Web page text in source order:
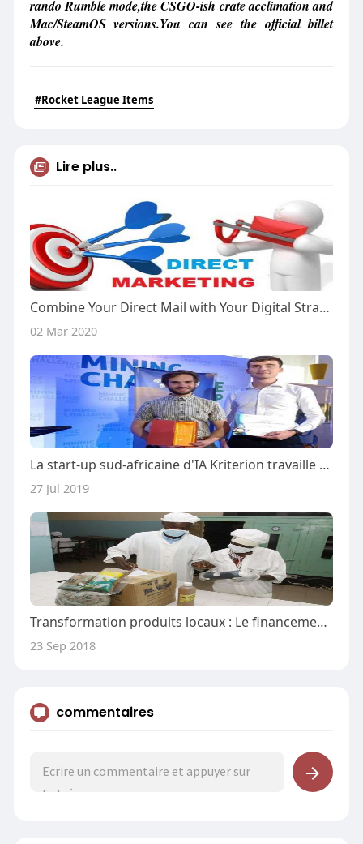
rando Rumble mode,the CSGO-ish crate acclimation and
Mac/SteamOS versions.You can see the official billet
above.
#Rocket League Items
Lire plus..
Combine Your Direct Mail with Your Digital Strategy
02 Mar 2020
La start-up sud-africaine d'IA Kriterion travaille sur le financement après la sécurisation des télécommunications
27 Jul 2019
Transformation produits locaux : Le financement bloque l’industrialisation
23 Sep 2018
commentaires